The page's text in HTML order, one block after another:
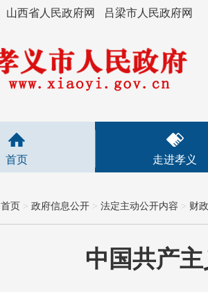
山西省人民政府网 吕梁市人民政府网
首页 走进孝义
首页 > 政府信息公开 > 法定主动公开内容 > 财
中国共产